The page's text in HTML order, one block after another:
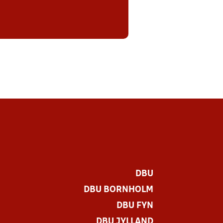
DBU
DBU BORNHOLM
DBU FYN